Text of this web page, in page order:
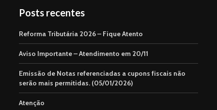
Posts recentes
Reforma Tributária 2026 – Fique Atento
Aviso Importante – Atendimento em 20/11
Emissão de Notas referenciadas a cupons fiscais não
serão mais permitidas. (05/01/2026)
Atenção